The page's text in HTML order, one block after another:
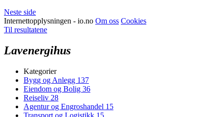
Neste side
Internettopplysningen - io.no Om oss Cookies
Til resultatene
Lavenergihus
Kategorier
Bygg og Anlegg 137
Eiendom og Bolig 36
Reiseliv 28
Agentur og Engroshandel 15
Transport og Logistikk 15